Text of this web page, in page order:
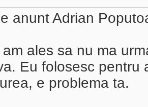
anunt Adrian
am ales sa nu ma
Eu folosesc pentru
e problema ta.